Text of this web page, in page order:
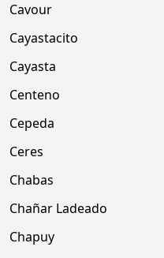
Cavour
Cayastacito
Cayasta
Centeno
Cepeda
Ceres
Chabas
Chañar Ladeado
Chapuy